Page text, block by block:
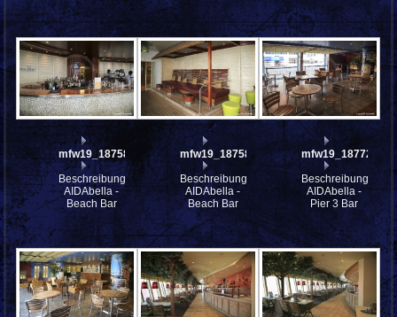
mfw19_187589
Beschreibung:
AIDAbella -
Beach Bar
mfw19_187588
Beschreibung:
AIDAbella -
Beach Bar
mfw19_187729
Beschreibung:
AIDAbella -
Pier 3 Bar